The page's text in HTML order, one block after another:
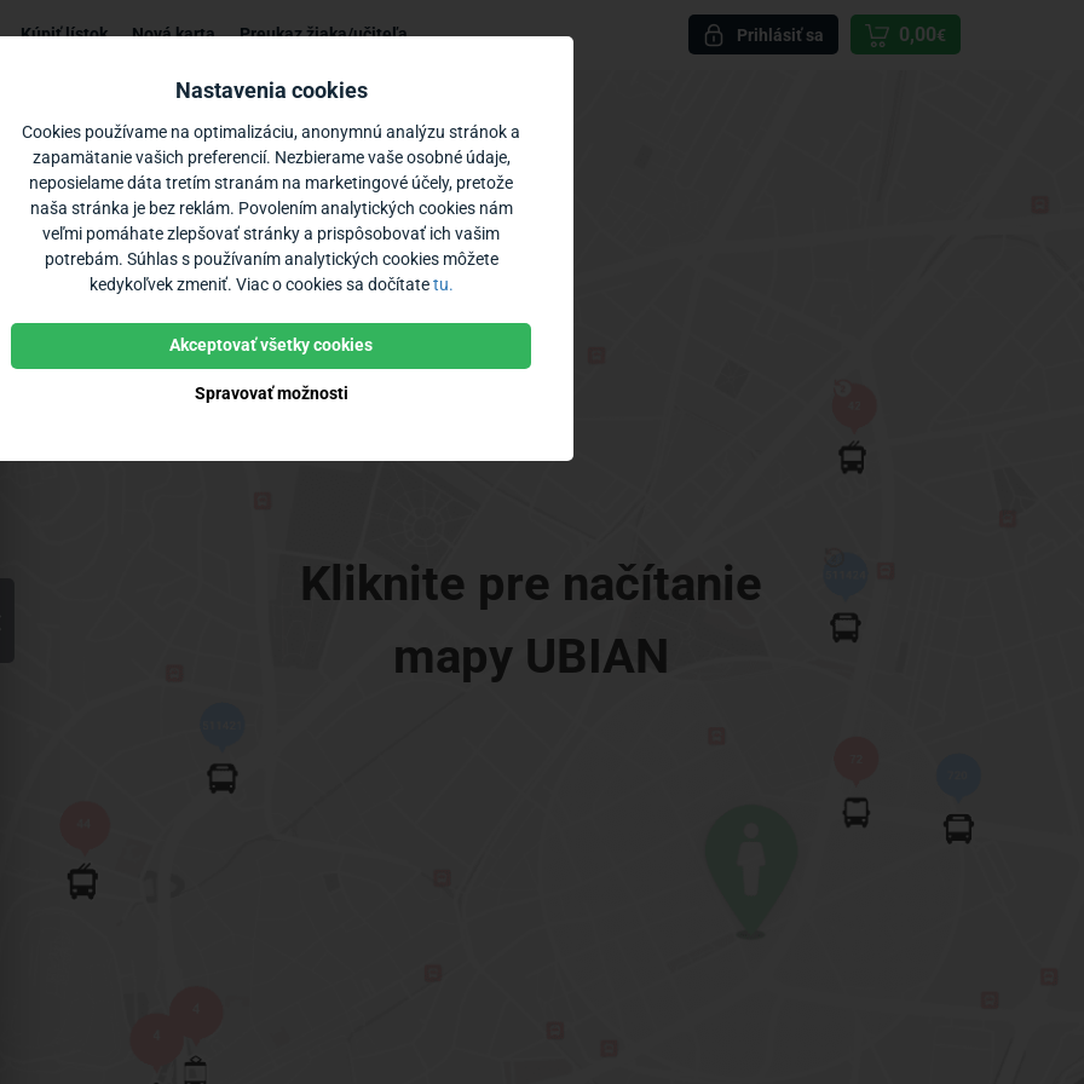
Kysucké Nové Mesto
Kúpiť lístok Nová karta Preukaz žiaka/učiteľa Prihlásiť sa 0,00€
Kliknite pre načítanie
mapy UBIAN
Nastavenia cookies
Cookies používame na optimalizáciu, anonymnú analýzu stránok a
zapamätanie vašich preferencií. Nezbierame vaše osobné údaje,
neposielame dáta tretím stranám na marketingové účely, pretože
naša stránka je bez reklám. Povolením analytických cookies nám
veľmi pomáhate zlepšovať stránky a prispôsobovať ich vašim
potrebám. Súhlas s používaním analytických cookies môžete
kedykoľvek zmeniť. Viac o cookies sa dočítatetu.
Spravovať možnosti
Akceptovať všetky cookies